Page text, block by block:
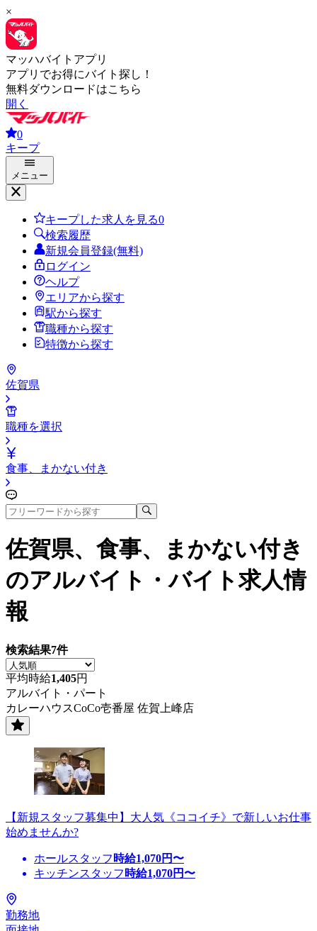
×
マッハバイトアプリ
アプリでお得にバイト探し！
無料ダウンロードはこちら
開く
0
キープ
メニュー
キープした求人を見る0
検索履歴
新規会員登録(無料)
ログイン
ヘルプ
エリアから探す
駅から探す
職種から探す
特徴から探す
佐賀県
職種を選択
食事、まかない付き
佐賀県、食事、まかない付き
のアルバイト・バイト求人情
報
検索結果7件
平均時給1,405円
アルバイト・パート
カレーハウスCoCo壱番屋 佐賀上峰店
【新規スタッフ募集中】大人気《ココイチ》で新しいお仕事
始めませんか?
ホールスタッフ 時給1,070円〜
キッチンスタッフ 時給1,070円〜
勤務地